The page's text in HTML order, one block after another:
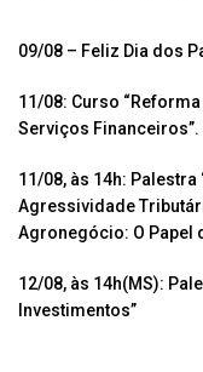
o
k
p
p
09/08 – Feliz Dia dos
11/08: Curso
Serviços
11/08, às 14h:
Agressividade
Agronegócio: O Papel
12/08, às 14h(MS):
Investimentos”